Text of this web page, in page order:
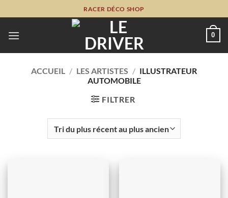
au
contenu
RACER DÉCO SHOP
0
ACCUEIL / LES ARTISTES / ILLUSTRATEUR
AUTOMOBILE
FILTRER